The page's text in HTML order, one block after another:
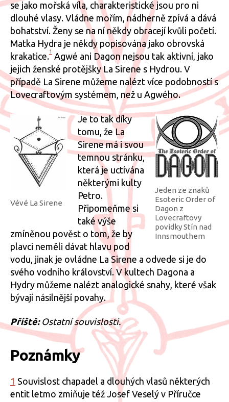
se jako mořská víla, charakteristické jsou pro ni
dlouhé vlasy. Vládne mořím, nádherně zpívá a dává
bohatství. Ženy se na ní někdy obracejí kvůli početí.
Matka Hydra je někdy popisována jako obrovská
krakatice.1
Agwé ani Dagon nejsou tak aktivní, jako
jejich ženské protějšky La Sirene s Hydrou. V
případě La Sirene můžeme nalézt více podobností s
Lovecraftovým systémem, než u Agwého.
Vévé La Sirene
Jeden ze znaků
Esoteric Order of
Dagon z
Lovecraftovy
povídky Stín nad
Innsmouthem
Je to tak díky
tomu, že La
Sirene má i svou
temnou stránku,
která je uctívána
některými kulty
Petro.
Připomeňme si
také výše
zmíněnou pověst o tom, že by
plavci neměli dávat hlavu pod
vodu, jinak je ovládne La Sirene a odvede si je do
svého vodního království. V kultech Dagona a
Hydry můžeme nalézt analogické snahy, které však
bývají násilnější povahy.
Příště:Ostatní souvislosti.
Poznámky
1 Souvislost chapadel a dlouhých vlasů některých
entit letmo zmiňuje též Josef Veselý v Příručce